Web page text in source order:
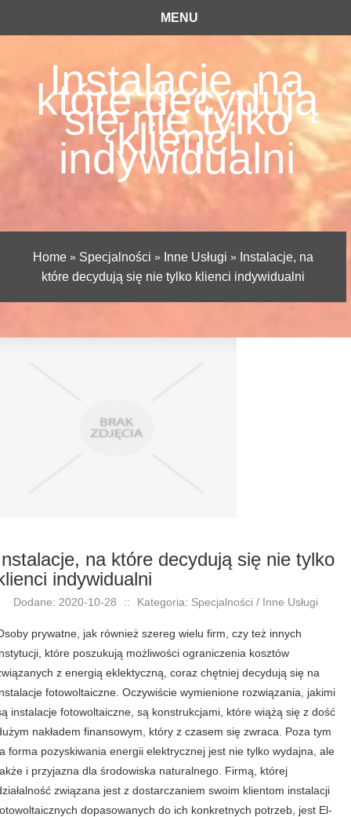
MENU
Instalacje, na
które decydują
się nie tylko
klienci
indywidualni
Home » Specjalności » Inne Usługi »
Instalacje, na
które decydują się nie tylko klienci indywidualni
na które decydują się nie tylko
indywidualni
Dodane: 2020-10-28 :: Kategoria: Specjalności / Inne Usługi
prywatne, jak również szereg wielu firm, czy też innych
które poszukują możliwości ograniczenia kosztów
z energią eklektyczną, coraz chętniej decydują się na
fotowoltaiczne. Oczywiście wymienione rozwiązania, jakimi
instalacje fotowoltaiczne, są konstrukcjami, które wiążą się z dość
nakładem finansowym, który z czasem się zwraca. Poza tym
forma pozyskiwania energii elektrycznej jest nie tylko wydajna, ale
i przyjazna dla środowiska naturalnego. Firmą, której
związana jest z dostarczaniem swoim klientom instalacji
dopasowanych do ich konkretnych potrzeb, jest El-